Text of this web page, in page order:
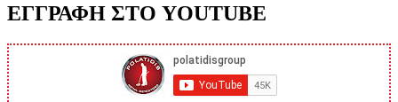
ΕΓΓΡΑΦΗ ΣΤΟ YOUTUBE